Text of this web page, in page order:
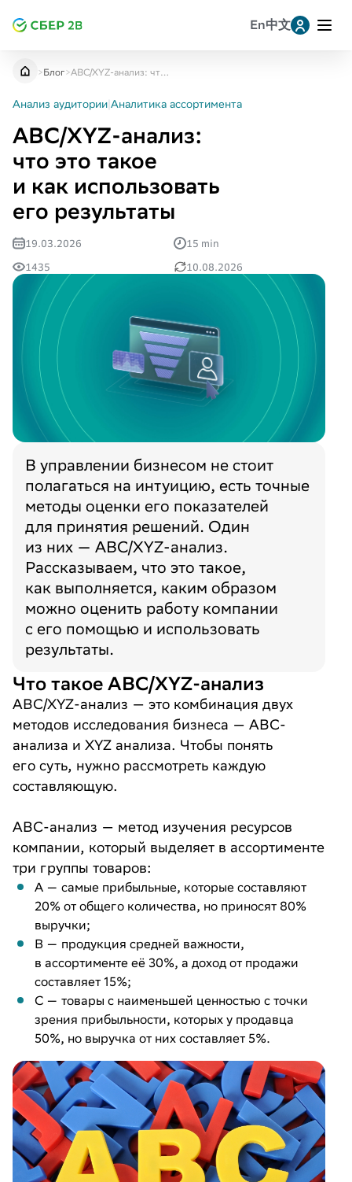
En中文
>Блог> ABC/XYZ-анализ: что это такое и как использовать его результаты
Как использовать результаты ABC/XYZ‑анализа:
советы экспертов
Как провести ABC/XYZ‑анализ: инструкция
Как выглядит матрица ABC/XYZ
Анализ аудитории Аналитика ассортимента
ABC/XYZ-анализ:
что это такое
и как использовать
его результаты
19.03.2026
15 min
1435
10.08.2026
В управлении бизнесом не стоит
полагаться на интуицию, есть точные
методы оценки его показателей
для принятия решений. Один
из них — ABC/XYZ-анализ.
Рассказываем, что это такое,
как выполняется, каким образом
можно оценить работу компании
с его помощью и использовать
результаты.
Что такое ABC/XYZ-анализ
ABC/XYZ-анализ — это комбинация двух
методов исследования бизнеса — ABC-
анализа и XYZ анализа. Чтобы понять
его суть, нужно рассмотреть каждую
составляющую.
ABC-анализ — метод изучения ресурсов
компании, который выделяет в ассортименте
три группы товаров:
A — самые прибыльные, которые составляют
20% от общего количества, но приносят 80%
выручки;
B — продукция средней важности,
в ассортименте её 30%, а доход от продажи
составляет 15%;
C — товары с наименьшей ценностью с точки
зрения прибыльности, которых у продавца
50%, но выручка от них составляет 5%.
Заявка на консультацию
Нажимая «Отправить», вы даёте
Согласие на обработку
персональных данных
в соответствии с Политикой обработки
персональных данных
Согласие на получение информационных рассылок
Отправить
Leave a request for research
Нажимая «Отправить», вы даёте
Согласие на обработку
персональных данных
в соответствии с Политикой обработки
персональных данных
Согласие на получение информационных рассылок
Send
Нажимая «Отправить», вы даёте
Согласие на обработку
персональных данных
в соответствии с Политикой обработки
персональных данных
Согласие на получение информационных рассылок
提交
Telegram
Whatsapp
VK
Однокласскники
Копировать ссылку
Оценка *